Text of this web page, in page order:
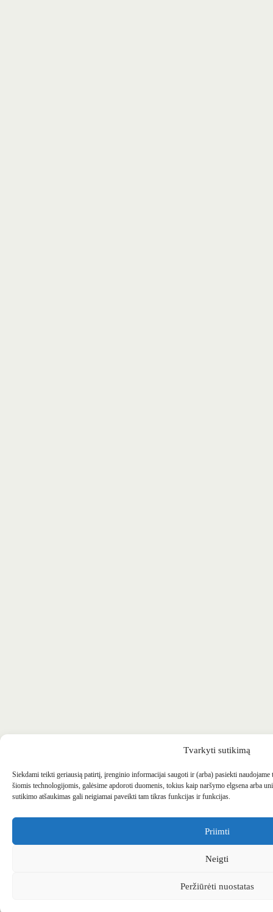
Tvarkyti sutikimą
Siekdami teikti geriausią patirtį, įrenginio informacijai saugoti ir (arba) pasiekti
šiomis technologijomis, galėsime apdoroti duomenis, tokius kaip naršymo elgsena arba
sutikimo atšaukimas gali neigiamai paveikti tam tikras funkcijas ir funkcijas.
Priimti
Neigti
Peržiūrėti nuostatas